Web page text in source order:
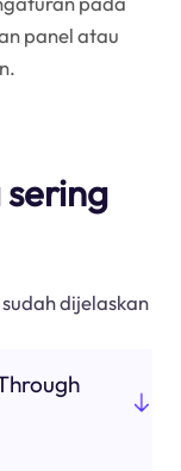
panel atau
dijelaskan